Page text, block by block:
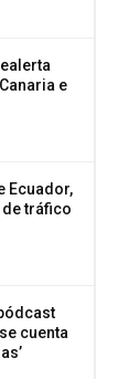
e
Ecuador,
tráfico
cuenta